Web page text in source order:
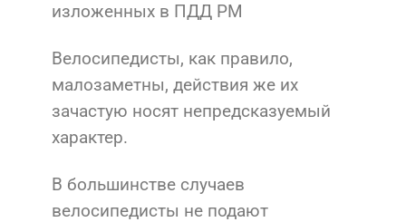
изложенных в ПДД РМ
Велосипедисты, как правило,
малозаметны, действия же их
зачастую носят непредсказуемый
характер.
В большинстве случаев
велосипедисты не подают